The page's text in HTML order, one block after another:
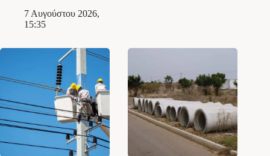
7 Αυγούστου 2026,
15:35